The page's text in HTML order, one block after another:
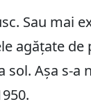
Sau mai
agățate
sol. Așa s-a